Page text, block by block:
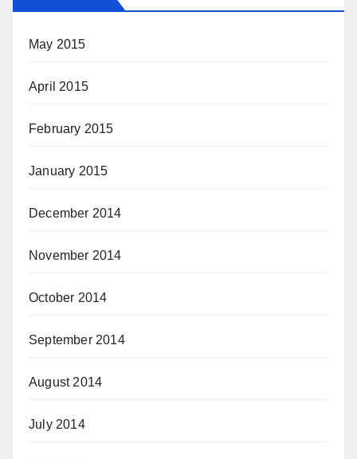
May 2015
April 2015
February 2015
January 2015
December 2014
November 2014
October 2014
September 2014
August 2014
July 2014